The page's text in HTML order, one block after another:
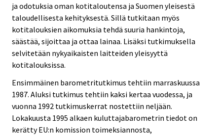
ja odotuksia oman kotitaloutensa ja Suomen yleisestä
taloudellisesta kehityksestä. Sillä tutkitaan myös
kotitalouksien aikomuksia tehdä suuria hankintoja,
säästää, sijoittaa ja ottaa lainaa. Lisäksi tutkimuksella
selvitetään nykyaikaisten laitteiden yleisyyttä
kotitalouksissa.
Ensimmäinen barometritutkimus tehtiin marraskuussa
1987. Aluksi tutkimus tehtiin kaksi kertaa vuodessa, ja
vuonna 1992 tutkimuskerrat nostettiin neljään.
Lokakuusta 1995 alkaen kuluttajabarometrin tiedot on
kerätty EU:n komission toimeksiannosta,